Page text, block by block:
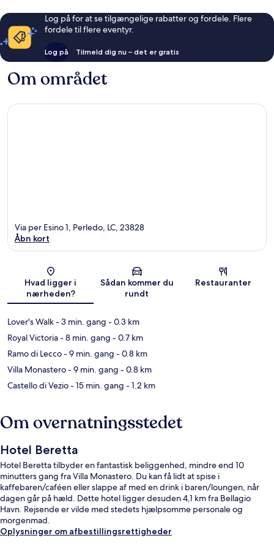
Log på for at se tilgængelige rabatter og fordele. Flere
fordele til flere eventyr.
Log på Tilmeld dig nu – det er gratis
Om området
Kort
Via per Esino 1, Perledo, LC, 23828
Åbn kort
Hvad ligger i
nærheden?
Sådan kommer du
rundt
Restauranter
Lover's Walk- 3 min. gang - 0.3 km
Royal Victoria- 8 min. gang - 0.7 km
Ramo di Lecco- 9 min. gang - 0.8 km
Villa Monastero- 9 min. gang - 0.8 km
Castello di Vezio- 15 min. gang - 1.2 km
Om overnatningsstedet
Hotel Beretta
Hotel Beretta tilbyder en fantastisk beliggenhed, mindre end 10
minutters gang fra Villa Monastero. Du kan få lidt at spise i
kaffebaren/caféen eller slappe af med en drink i baren/loungen, når
dagen går på hæld. Dette hotel ligger desuden 4,1 km fra Bellagio
Havn. Rejsende er vilde med stedets hjælpsomme personale og
morgenmad.
Oplysninger om afbestillingsrettigheder